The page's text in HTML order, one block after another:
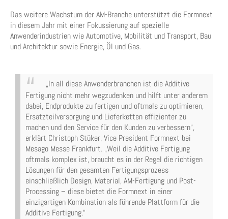
Das weitere Wachstum der AM-Branche unterstützt die Formnext
in diesem Jahr mit einer Fokussierung auf spezielle
Anwenderindustrien wie Automotive, Mobilität und Transport, Bau
und Architektur sowie Energie, Öl und Gas.
„In all diese Anwenderbranchen ist die Additive
Fertigung nicht mehr wegzudenken und hilft unter anderem
dabei, Endprodukte zu fertigen und oftmals zu optimieren,
Ersatzteilversorgung und Lieferketten effizienter zu
machen und den Service für den Kunden zu verbessern“,
erklärt Christoph Stüker, Vice President Formnext bei
Mesago Messe Frankfurt. „Weil die Additive Fertigung
oftmals komplex ist, braucht es in der Regel die richtigen
Lösungen für den gesamten Fertigungsprozess
einschließlich Design, Material, AM-Fertigung und Post-
Processing – diese bietet die Formnext in einer
einzigartigen Kombination als führende Plattform für die
Additive Fertigung.“